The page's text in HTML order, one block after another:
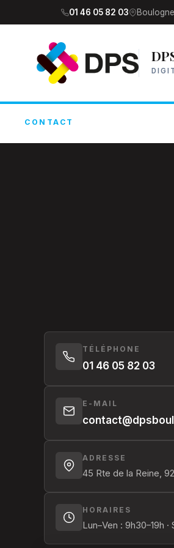
01 46 05 82 03
CONTACT
TÉLÉPHONE
01 46 05 82 03
E-MAIL
ADRESSE
45 Rte de la Reine,
HORAIRES
Lun–Ven : 9h30–19h ·